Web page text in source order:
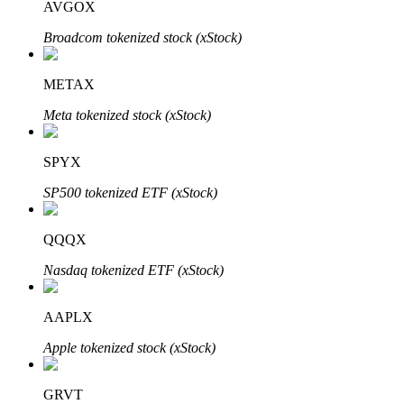
Khóa BTR
Đầu tư độc quyền cho người nắm giữ BTR
Khoản vay
AVGOX
Broadcom tokenized stock (xStock)
METAX
Meta tokenized stock (xStock)
SPYX
SP500 tokenized ETF (xStock)
QQQX
Nasdaq tokenized ETF (xStock)
AAPLX
Apple tokenized stock (xStock)
GRVT